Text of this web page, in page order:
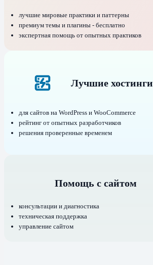
лучшие мировые практики и паттерны
премиум темы и плагины - бесплатно
экспертная помощь от опытных практиков
Лучшие хостинги
для сайтов на WordPress и WooCommerce
рейтинг от опытных разработчиков
решения проверенные временем
Помощь с сайтом
консультации и диагностика
техническая поддержка
управление сайтом